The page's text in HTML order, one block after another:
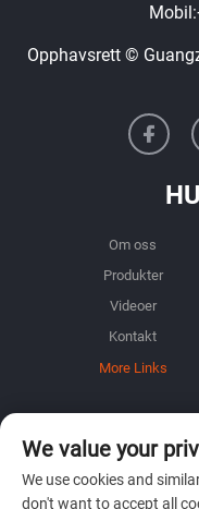
Mobil:
Opphavsrett ©
Om oss
Produkter
Videoer
Kontakt
More Links
Registrer deg for
We value your
We use cookies and
don't want to accept all